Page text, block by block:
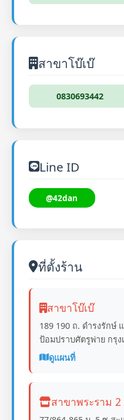
สาขาโบ๊เบ๊
0830693442
Line ID
@42dan
ที่ตั้งร้าน
สาขาโบ๊เบ๊
189 190 ถ. ดำรงรักษ์
ป้อมปราบศัตรูพ่าย กรุ
ดูแผนที่
สาขาพระราม 2